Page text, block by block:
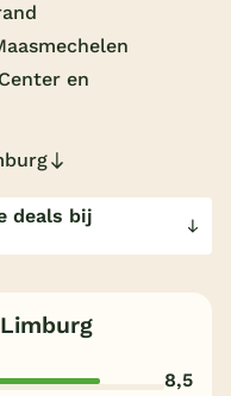
faciliteiten
en
deals bij
8,5